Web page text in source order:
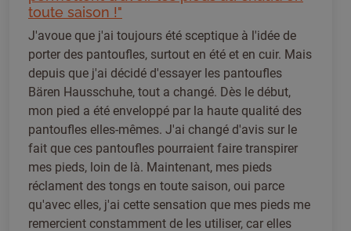
toute saison !"
J'avoue que j'ai toujours été sceptique à l'idée de
porter des pantoufles, surtout en été et en cuir. Mais
depuis que j'ai décidé d'essayer les pantoufles
Bären Hausschuhe, tout a changé. Dès le début,
mon pied a été enveloppé par la haute qualité des
pantoufles elles-mêmes. J'ai changé d'avis sur le
fait que ces pantoufles pourraient faire transpirer
mes pieds, loin de là. Maintenant, mes pieds
réclament des tongs en toute saison, oui parce
qu'avec elles, j'ai cette sensation que mes pieds me
remercient constamment de les utiliser, car elles